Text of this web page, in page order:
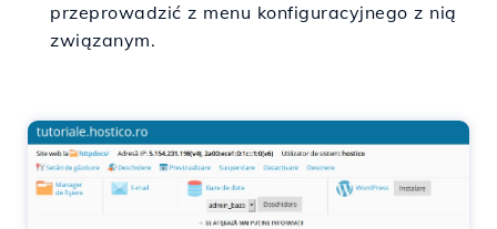
przeprowadzić z menu konfiguracyjnego z nią
związanym.